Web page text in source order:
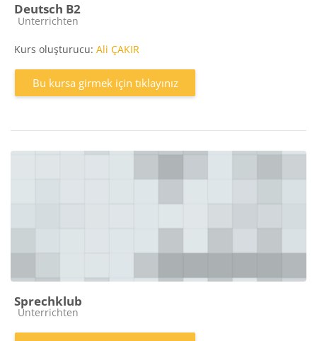
Deutsch B2
Kurs kategorisi
Unterrichten
Kurs oluşturucu: Ali ÇAKIR
Bu kursa girmek için tıklayınız
Sprechklub
Kurs kategorisi
Unterrichten